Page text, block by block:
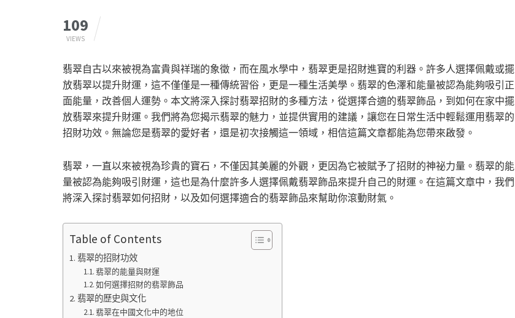
109
VIEWS
翡翠自古以來被視為富貴與祥瑞的象徵，而在風水學中，翡翠更是招財進寶的利器。許多人選擇佩戴或擺
放翡翠以提升財運，這不僅僅是一種傳統習俗，更是一種生活美學。翡翠的色澤和能量被認為能夠吸引正
面能量，改善個人運勢。本文將深入探討翡翠招財的多種方法，從選擇合適的翡翠飾品，到如何在家中擺
放翡翠來提升財運。我們將為您揭示翡翠的魅力，並提供實用的建議，讓您在日常生活中輕鬆運用翡翠的
招財功效。無論您是翡翠的愛好者，還是初次接觸這一領域，相信這篇文章都能為您帶來啟發。
翡翠，一直以來被視為珍貴的寶石，不僅因其美麗的外觀，更因為它被賦予了招財的神祕力量。翡翠的能
量被認為能夠吸引財運，這也是為什麼許多人選擇佩戴翡翠飾品來提升自己的財運。在這篇文章中，我們
將深入探討翡翠如何招財，以及如何選擇適合的翡翠飾品來幫助你滾動財氣。
Table of Contents
翡翠的招財功效
翡翠的能量與財運
如何選擇招財的翡翠飾品
翡翠的歷史與文化
翡翠在中國文化中的地位